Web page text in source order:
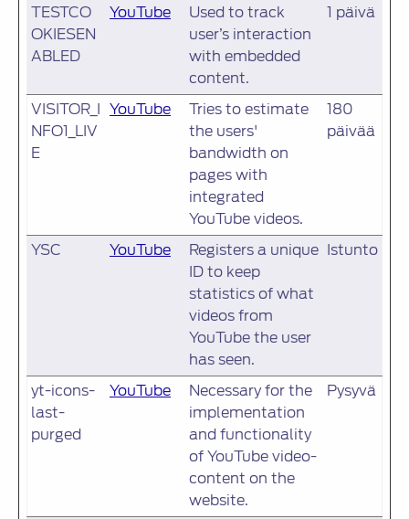
TESTCO
OKIESEN
ABLED
YouTube
Used to track
user’s interaction
with embedded
content.
1 päivä
VISITOR_I
NFO1_LIV
E
YouTube
Tries to estimate
the users'
bandwidth on
pages with
integrated
YouTube videos.
180
päivää
YSC YouTube
Registers a unique
ID to keep
statistics of what
videos from
YouTube the user
has seen.
Istunto
yt-icons-
last-
purged
YouTube
Necessary for the
implementation
and functionality
of YouTube video-
content on the
website.
Pysyvä